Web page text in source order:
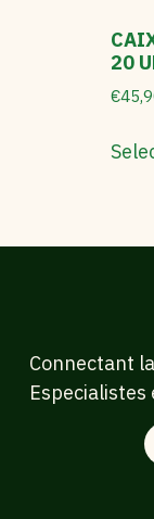
20
€
Connectant
Especialistes